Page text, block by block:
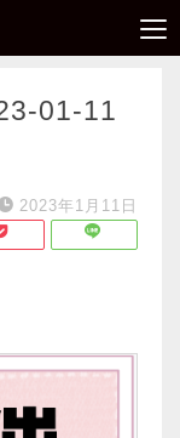
01-11
2023年1月11日